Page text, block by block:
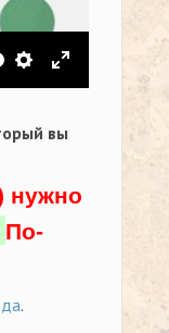
Настройки
На весь экран
вы
нужно
По-
.